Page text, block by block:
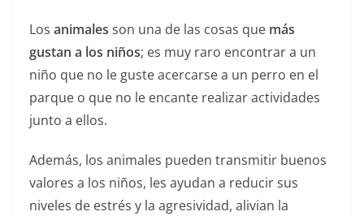
Los animales son una de las cosas que más
gustan a los niños; es muy raro encontrar a un
niño que no le guste acercarse a un perro en el
parque o que no le encante realizar actividades
junto a ellos.
Además, los animales pueden transmitir buenos
valores a los niños, les ayudan a reducir sus
niveles de estrés y la agresividad, alivian la